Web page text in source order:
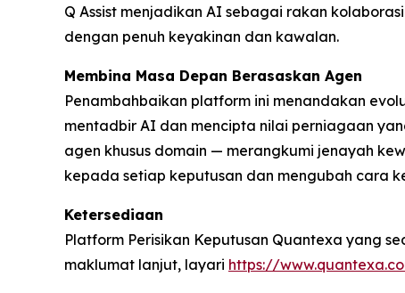
Q Assist menjadikan AI sebagai rakan
dengan penuh keyakinan dan kawalan.
Membina Masa Depan Berasaskan Agen
Penambahbaikan platform ini menandakan
mentadbir AI dan mencipta nilai perniagaan
agen khusus domain — merangkumi jenayah
kepada setiap keputusan dan mengubah cara
Ketersediaan
Platform Perisikan Keputusan Quantexa yang
maklumat lanjut, layari https://